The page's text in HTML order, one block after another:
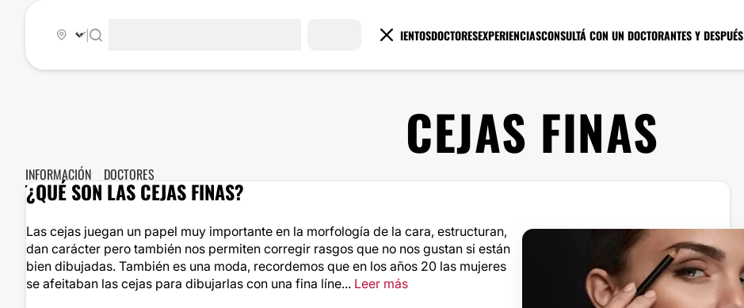
TRATAMIENTOSDOCTORESEXPERIENCIASCONSULTÁ CON UN DOCTORANTES Y DESPUÉS
CEJAS FINAS
INFORMACIÓN DOCTORES
¿QUÉ SON LAS CEJAS FINAS?
Las cejas juegan un papel muy importante en la morfología de la cara, estructuran,
dan carácter pero también nos permiten corregir rasgos que no nos gustan si están
bien dibujadas. También es una moda, recordemos que en los años 20 las mujeres
se afeitaban las cejas para dibujarlas con una fina líne... Leer más